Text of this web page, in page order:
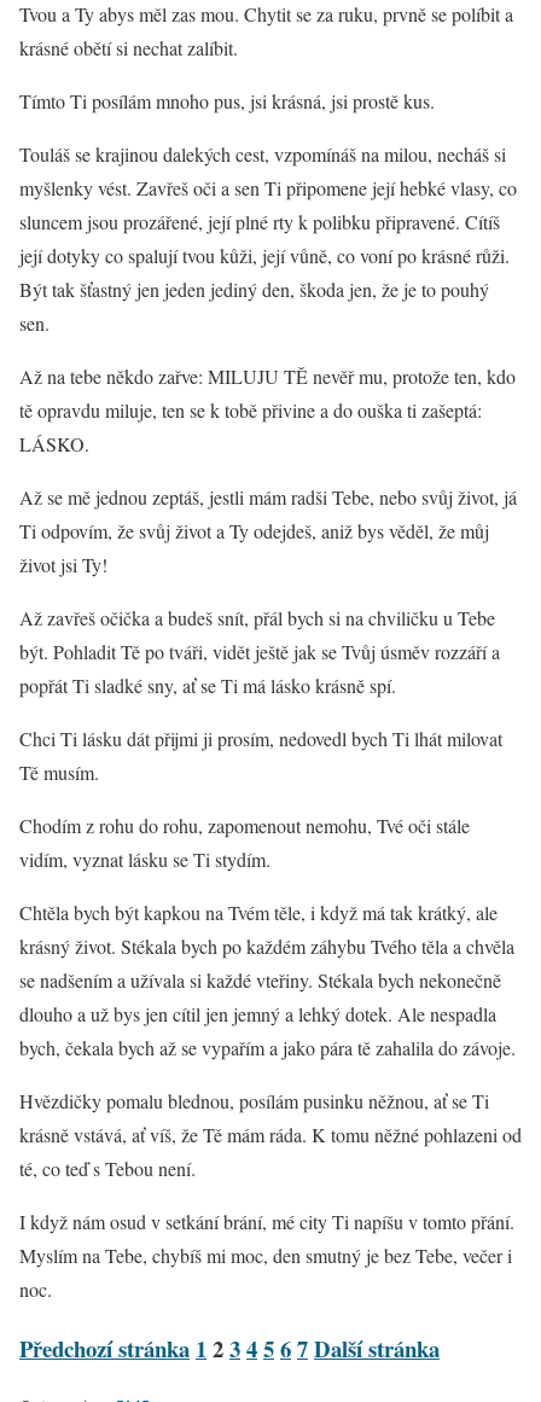
Tvou a Ty abys měl zas mou. Chytit se za ruku, prvně se políbit a
krásné obětí si nechat zalíbit.
Tímto Ti posílám mnoho pus, jsi krásná, jsi prostě kus.
Touláš se krajinou dalekých cest, vzpomínáš na milou, necháš si
myšlenky vést. Zavřeš oči a sen Ti připomene její hebké vlasy, co
sluncem jsou prozářené, její plné rty k polibku připravené. Cítíš
její dotyky co spalují tvou kůži, její vůně, co voní po krásné růži.
Být tak šťastný jen jeden jediný den, škoda jen, že je to pouhý
sen.
Až na tebe někdo zařve: MILUJU TĚ nevěř mu, protože ten, kdo
tě opravdu miluje, ten se k tobě přivine a do ouška ti zašeptá:
LÁSKO.
Až se mě jednou zeptáš, jestli mám radši Tebe, nebo svůj život, já
Ti odpovím, že svůj život a Ty odejdeš, aniž bys věděl, že můj
život jsi Ty!
Až zavřeš očička a budeš snít, přál bych si na chviličku u Tebe
být. Pohladit Tě po tváři, vidět ještě jak se Tvůj úsměv rozzáří a
popřát Ti sladké sny, ať se Ti má lásko krásně spí.
Chci Ti lásku dát přijmi ji prosím, nedovedl bych Ti lhát milovat
Tě musím.
Chodím z rohu do rohu, zapomenout nemohu, Tvé oči stále
vidím, vyznat lásku se Ti stydím.
Chtěla bych být kapkou na Tvém těle, i když má tak krátký, ale
krásný život. Stékala bych po každém záhybu Tvého těla a chvěla
se nadšením a užívala si každé vteřiny. Stékala bych nekonečně
dlouho a už bys jen cítil jen jemný a lehký dotek. Ale nespadla
bych, čekala bych až se vypařím a jako pára tě zahalila do závoje.
Hvězdičky pomalu blednou, posílám pusinku něžnou, ať se Ti
krásně vstává, ať víš, že Tě mám ráda. K tomu něžné pohlazeni od
té, co teď s Tebou není.
I když nám osud v setkání brání, mé city Ti napíšu v tomto přání.
Myslím na Tebe, chybíš mi moc, den smutný je bez Tebe, večer i
noc.
Předchozí stránka 1234567Další stránka